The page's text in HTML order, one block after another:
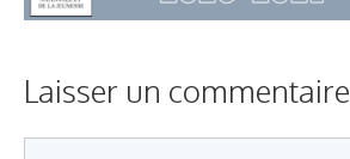
Laisser un commentaire